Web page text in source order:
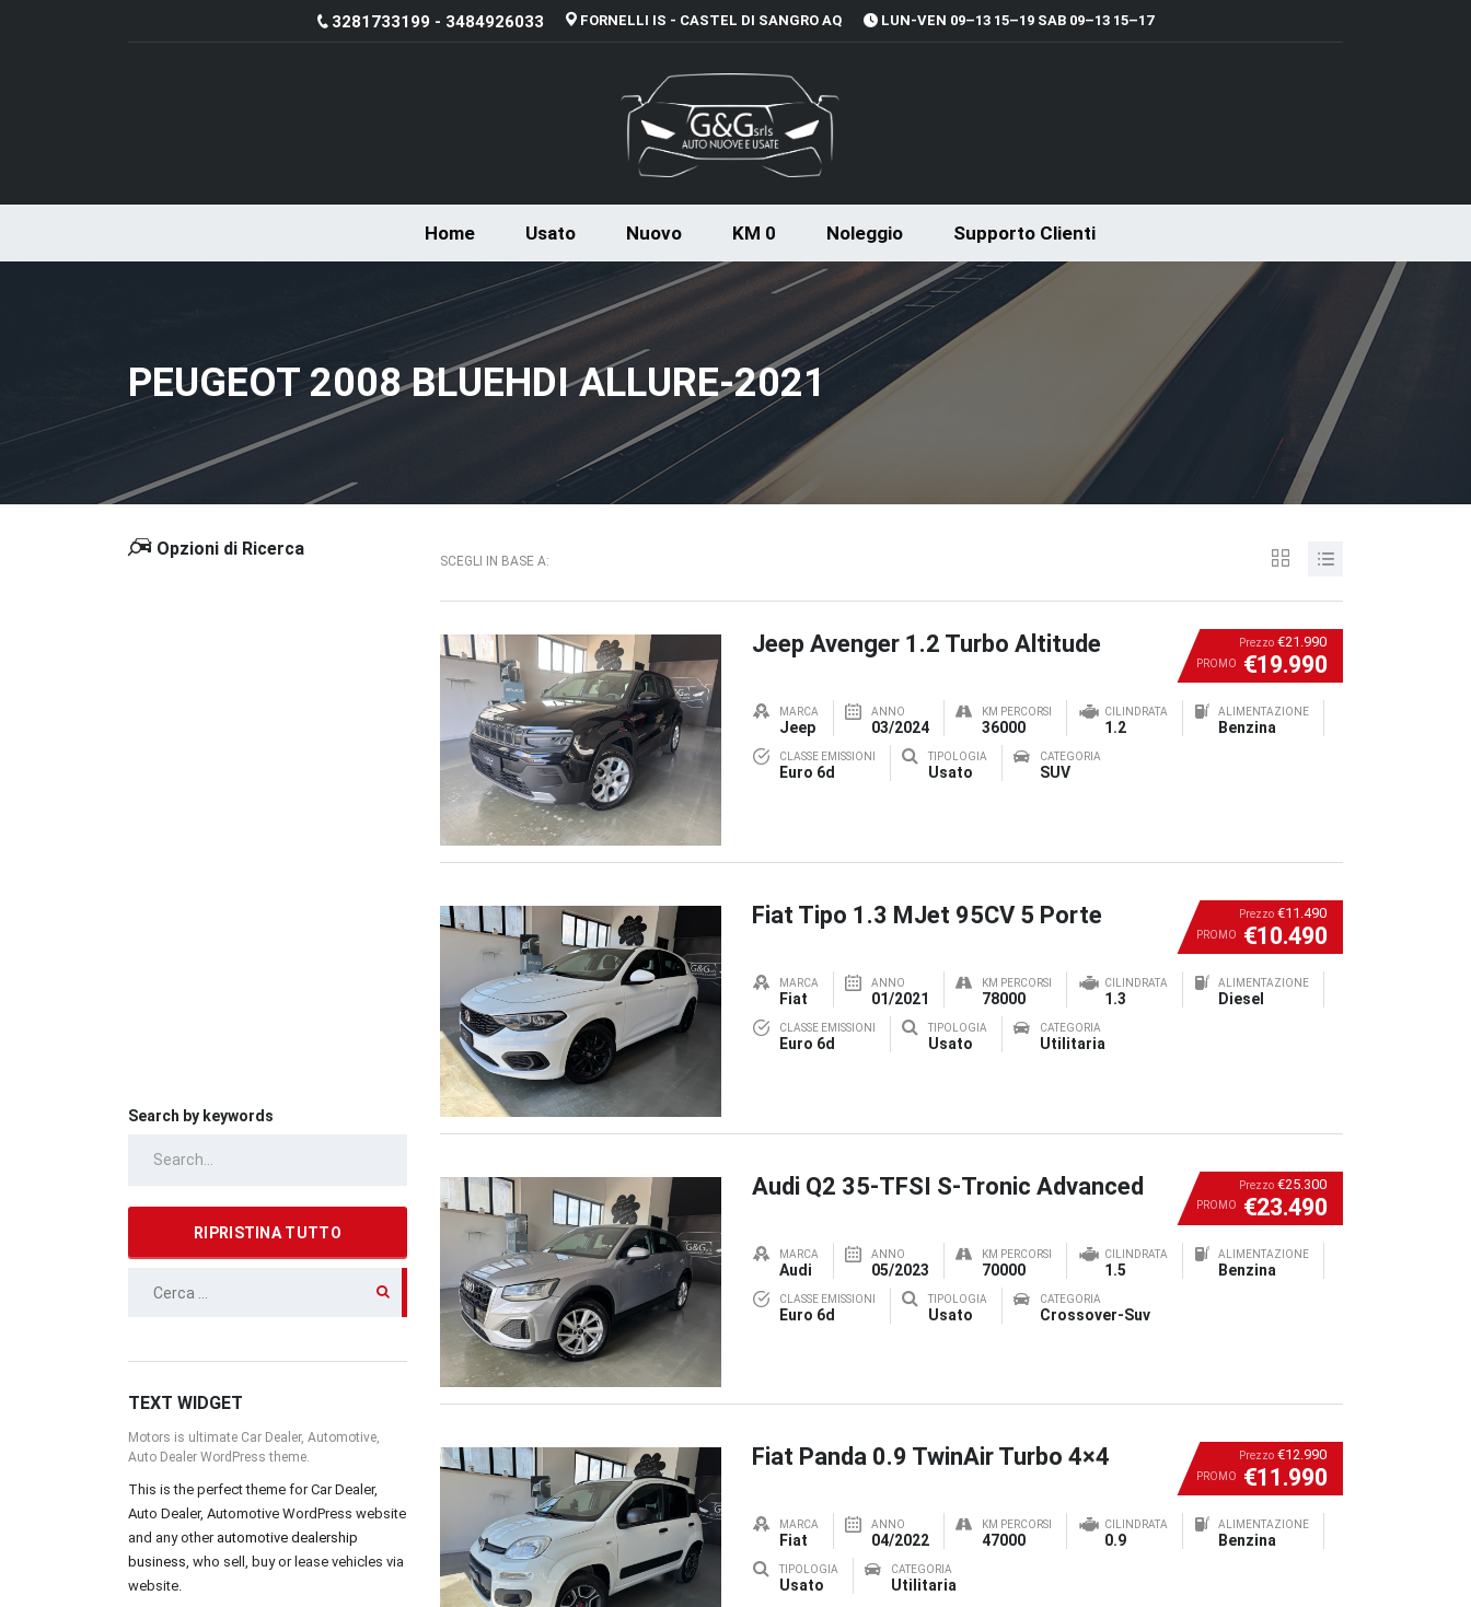
LUN-VEN 09–13 15–19 SAB 09–13 15–17
FORNELLI IS - CASTEL DI SANGRO AQ
3281733199 - 3484926033
Home Usato Nuovo KM 0 Noleggio Supporto Clienti
PEUGEOT 2008 BLUEHDI ALLURE-2021
Opzioni di Ricerca
Search by keywords
RIPRISTINA TUTTO
RICERCA
TEXT WIDGET
Motors is ultimate Car Dealer, Automotive,
Auto Dealer WordPress theme.
This is the perfect theme for Car Dealer,
Auto Dealer, Automotive WordPress website
and any other automotive dealership
business, who sell, buy or lease vehicles via
website.
SCEGLI IN BASE A:
Prezzo €21.990
PROMO €19.990
Jeep Avenger 1.2 Turbo Altitude
MARCA
Jeep
ANNO
03/2024
KM PERCORSI
36000
CILINDRATA
1.2
ALIMENTAZIONE
Benzina
CLASSE EMISSIONI
Euro 6d
TIPOLOGIA
Usato
CATEGORIA
SUV
Prezzo €11.490
PROMO €10.490
Fiat Tipo 1.3 MJet 95CV 5 Porte
MARCA
Fiat
ANNO
01/2021
KM PERCORSI
78000
CILINDRATA
1.3
ALIMENTAZIONE
Diesel
CLASSE EMISSIONI
Euro 6d
TIPOLOGIA
Usato
CATEGORIA
Utilitaria
Prezzo €25.300
PROMO €23.490
Audi Q2 35-TFSI S-Tronic Advanced
MARCA
Audi
ANNO
05/2023
KM PERCORSI
70000
CILINDRATA
1.5
ALIMENTAZIONE
Benzina
CLASSE EMISSIONI
Euro 6d
TIPOLOGIA
Usato
CATEGORIA
Crossover-Suv
Prezzo €12.990
PROMO €11.990
Fiat Panda 0.9 TwinAir Turbo 4×4
MARCA
Fiat
ANNO
04/2022
KM PERCORSI
47000
CILINDRATA
0.9
ALIMENTAZIONE
Benzina
TIPOLOGIA
Usato
CATEGORIA
Utilitaria